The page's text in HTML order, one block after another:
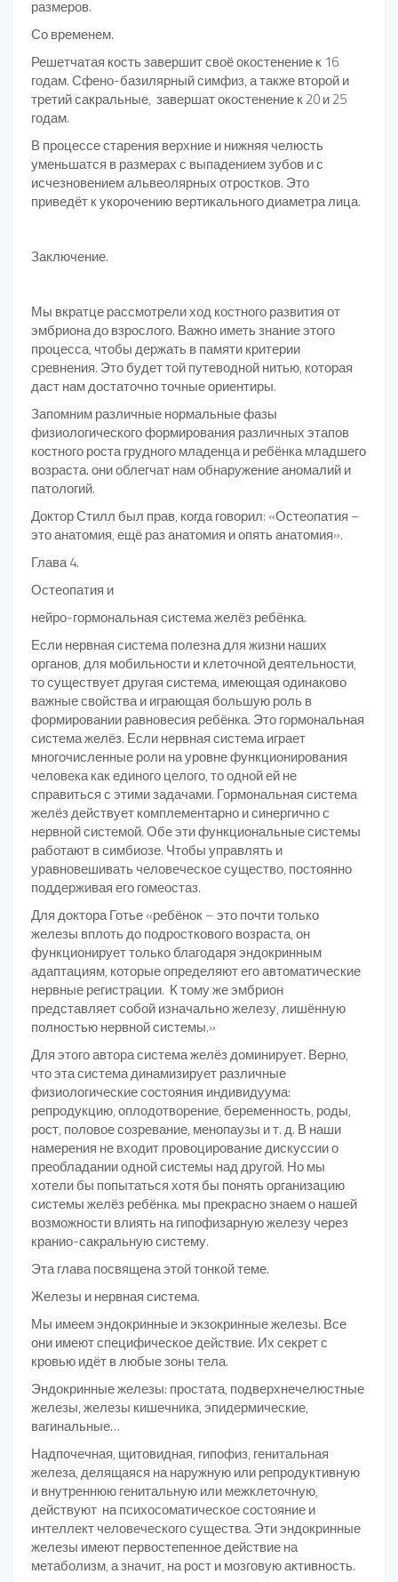
размеров.
Со временем.
Решетчатая кость завершит своё окостенение к 16
годам. Сфено-базилярный симфиз, а также второй и
третий сакральные, завершат окостенение к 20 и 25
годам.
В процессе старения верхние и нижняя челюсть
уменьшатся в размерах с выпадением зубов и с
исчезновением альвеолярных отростков. Это
приведёт к укорочению вертикального диаметра лица.
Заключение.
Мы вкратце рассмотрели ход костного развития от
эмбриона до взрослого. Важно иметь знание этого
процесса, чтобы держать в памяти критерии
сревнения. Это будет той путеводной нитью, которая
даст нам достаточно точные ориентиры.
Запомним различные нормальные фазы
физиологического формирования различных этапов
костного роста грудного младенца и ребёнка младшего
возраста. они облегчат нам обнаружение аномалий и
патологий.
Доктор Стилл был прав, когда говорил: «Остеопатия –
это анатомия, ещё раз анатомия и опять анатомия».
Глава 4.
Остеопатия и
нейро-гормональная система желёз ребёнка.
Если нервная система полезна для жизни наших
органов, для мобильности и клеточной деятельности,
то существует другая система, имеющая одинаково
важные свойства и играющая большую роль в
формировании равновесия ребёнка. Это гормональная
система желёз. Если нервная система играет
многочисленные роли на уровне функционирования
человека как единого целого, то одной ей не
справиться с этими задачами. Гормональная система
желёз действует комплементарно и синергично с
нервной системой. Обе эти функциональные системы
работают в симбиозе. Чтобы управлять и
уравновешивать человеческое существо, постоянно
поддерживая его гомеостаз.
Для доктора Готье «ребёнок – это почти только
железы вплоть до подросткового возраста, он
функционирует только благодаря эндокринным
адаптациям, которые определяют его автоматические
нервные регистрации. К тому же эмбрион
представляет собой изначально железу, лишённую
полностью нервной системы.»
Для этого автора система желёз доминирует. Верно,
что эта система динамизирует различные
физиологические состояния индивидуума:
репродукцию, оплодотворение, беременность, роды,
рост, половое созревание, менопаузы и т. д. В наши
намерения не входит провоцирование дискуссии о
преобладании одной системы над другой. Но мы
хотели бы попытаться хотя бы понять организацию
системы желёз ребёнка. мы прекрасно знаем о нашей
возможности влиять на гипофизарную железу через
кранио-сакральную систему.
Эта глава посвящена этой тонкой теме.
Железы и нервная система.
Мы имеем эндокринные и экзокринные железы. Все
они имеют специфическое действие. Их секрет с
кровью идёт в любые зоны тела.
Эндокринные железы: простата, подверхнечелюстные
железы, железы кишечника, эпидермические,
вагинальные…
Надпочечная, щитовидная, гипофиз, генитальная
железа, делящаяся на наружную или репродуктивную
и внутреннюю генитальную или межклеточную,
действуют на психосоматическое состояние и
интеллект человеческого существа. Эти эндокринные
железы имеют первостепенное действие на
метаболизм, а значит, на рост и мозговую активность.